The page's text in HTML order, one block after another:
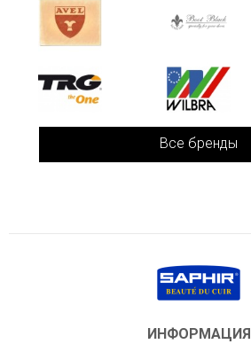
Все бренды
ИНФОРМАЦИЯ